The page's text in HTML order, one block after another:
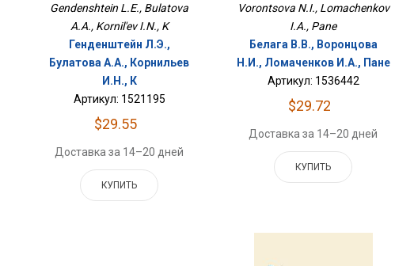
Gendenshtein L.E., Bulatova
A.A., Kornil'ev I.N., K
Генденштейн Л.Э.,
Булатова А.А., Корнильев
И.Н., К
Артикул: 1521195
$29.55
Доставка за 14–20 дней
КУПИТЬ
Vorontsova N.I., Lomachenkov
I.A., Pane
Белага В.В., Воронцова
Н.И., Ломаченков И.А., Пане
Артикул: 1536442
$29.72
Доставка за 14–20 дней
КУПИТЬ